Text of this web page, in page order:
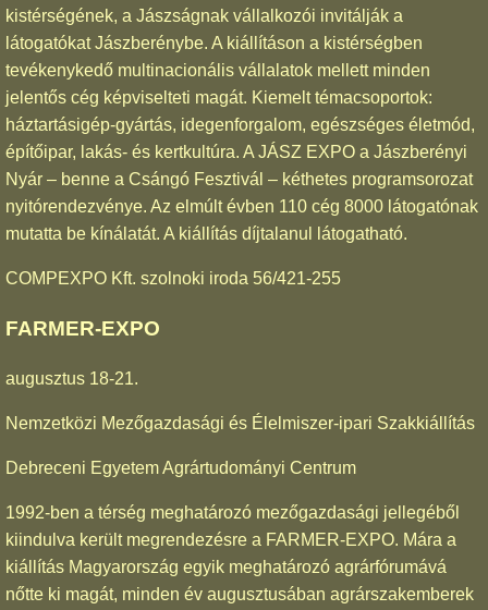
kistérségének, a Jászságnak vállalkozói invitálják a
látogatókat Jászberénybe. A kiállításon a kistérségben
tevékenykedő multinacionális vállalatok mellett minden
jelentős cég képviselteti magát. Kiemelt témacsoportok:
háztartásigép-gyártás, idegenforgalom, egészséges életmód,
építőipar, lakás- és kertkultúra. A JÁSZ EXPO a Jászberényi
Nyár – benne a Csángó Fesztivál – kéthetes programsorozat
nyitórendezvénye. Az elmúlt évben 110 cég 8000 látogatónak
mutatta be kínálatát. A kiállítás díjtalanul látogatható.
COMPEXPO Kft. szolnoki iroda 56/421-255
FARMER-EXPO
augusztus 18-21.
Nemzetközi Mezőgazdasági és Élelmiszer-ipari Szakkiállítás
Debreceni Egyetem Agrártudományi Centrum
1992-ben a térség meghatározó mezőgazdasági jellegéből
kiindulva került megrendezésre a FARMER-EXPO. Mára a
kiállítás Magyarország egyik meghatározó agrárfórumává
nőtte ki magát, minden év augusztusában agrárszakemberek